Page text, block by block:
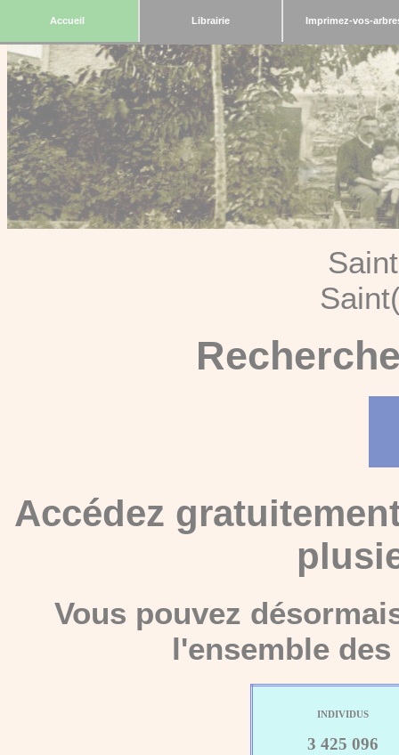
Accueil Librairie Imprimez-vos-
Accédez
Vous pouvez
l'ensemble
INDIVIDUS
3 425 096